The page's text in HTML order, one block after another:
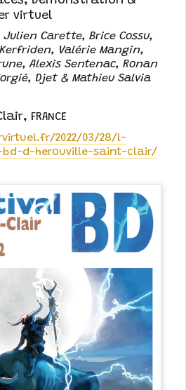
virtuel
Julien Carette, Brice Cossu,
Valérie Mangin,
Alexis Sentenac, Ronan
Djet & Mathieu Salvia
, FRANCE
2022/03/28/l-
d-herouville-saint-clair/